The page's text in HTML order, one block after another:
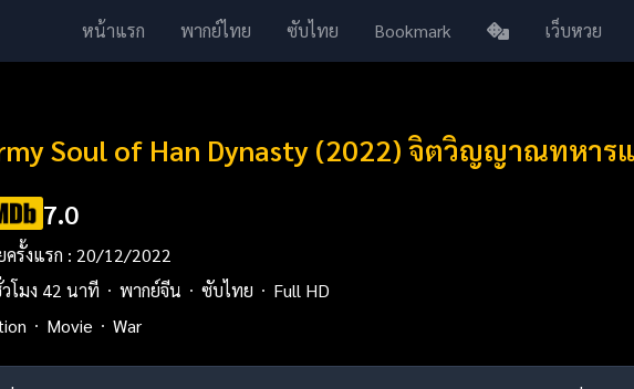
หน้าแรก พากย์ไทย ซับไทย Bookmark เว็บหวย
Soul of Han Dynasty (2022) จิตวิญญาณทหาร
7.0
ครั้งแรก : 20/12/2022
โมง 42 นาที
พากย์จีน ซับไทย
Full HD
Movie War